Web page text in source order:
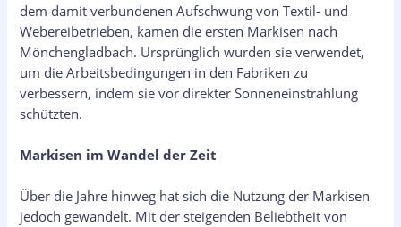
dem damit verbundenen Aufschwung von Textil- und
Webereibetrieben, kamen die ersten Markisen nach
Mönchengladbach. Ursprünglich wurden sie verwendet,
um die Arbeitsbedingungen in den Fabriken zu
verbessern, indem sie vor direkter Sonneneinstrahlung
schützten.
Markisen im Wandel der Zeit
Über die Jahre hinweg hat sich die Nutzung der Markisen
jedoch gewandelt. Mit der steigenden Beliebtheit von